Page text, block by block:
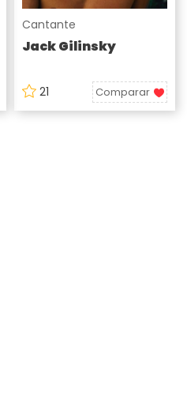
Cantante
Jack Gilinsky
21 Comparar